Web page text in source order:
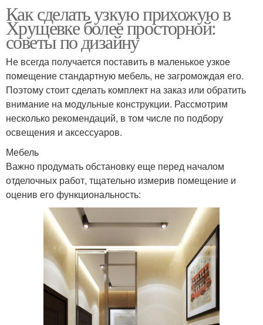
Как сделать узкую прихожую в
Хрущевке более просторной:
советы по дизайну
Не всегда получается поставить в маленькое узкое
помещение стандартную мебель, не загромождая его.
Поэтому стоит сделать комплект на заказ или обратить
внимание на модульные конструкции. Рассмотрим
несколько рекомендаций, в том числе по подбору
освещения и аксессуаров.
Мебель
Важно продумать обстановку еще перед началом
отделочных работ, тщательно измерив помещение и
оценив его функциональность: